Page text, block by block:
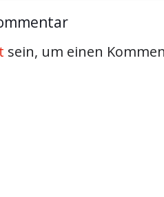
sein, um einen